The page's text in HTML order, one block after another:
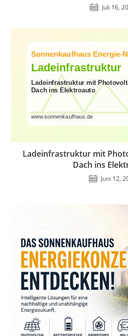
Juli 16,
Ladeinfrastruktur mit
Dach ins
Juni 12,